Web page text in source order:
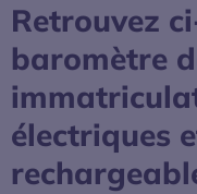
Retrouvez
baromètre
électriques